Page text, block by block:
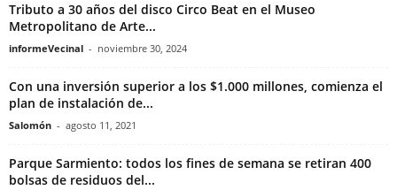
Tributo a 30 años del disco Circo Beat en el Museo
Metropolitano de Arte...
informeVecinal - noviembre 30, 2024
Con una inversión superior a los $1.000 millones, comienza el
plan de instalación de...
Salomón - agosto 11, 2021
Parque Sarmiento: todos los fines de semana se retiran 400
bolsas de residuos del...